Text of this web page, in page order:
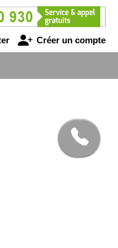
Créer un compte